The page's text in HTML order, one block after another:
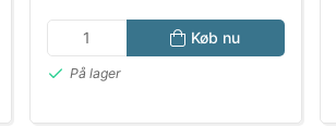
Køb nu
På lager